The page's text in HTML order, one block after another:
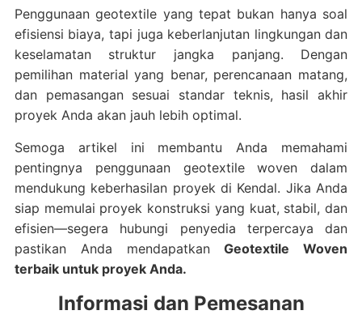
Penggunaan geotextile yang tepat bukan hanya soal
efisiensi biaya, tapi juga keberlanjutan lingkungan dan
keselamatan struktur jangka panjang. Dengan
pemilihan material yang benar, perencanaan matang,
dan pemasangan sesuai standar teknis, hasil akhir
proyek Anda akan jauh lebih optimal.
Semoga artikel ini membantu Anda memahami
pentingnya penggunaan geotextile woven dalam
mendukung keberhasilan proyek di Kendal. Jika Anda
siap memulai proyek konstruksi yang kuat, stabil, dan
efisien—segera hubungi penyedia terpercaya dan
pastikan Anda mendapatkanGeotextile Woven
terbaik untuk proyek Anda.
Informasi dan Pemesanan